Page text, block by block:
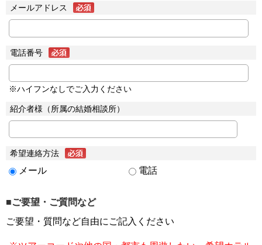
メールアドレス
電話番号
※ハイフンなしでご入力ください
紹介者様（所属の結婚相談所）
希望連絡方法
メール 電話
■ご要望・ご質問など
ご要望・質問など自由にご記入ください